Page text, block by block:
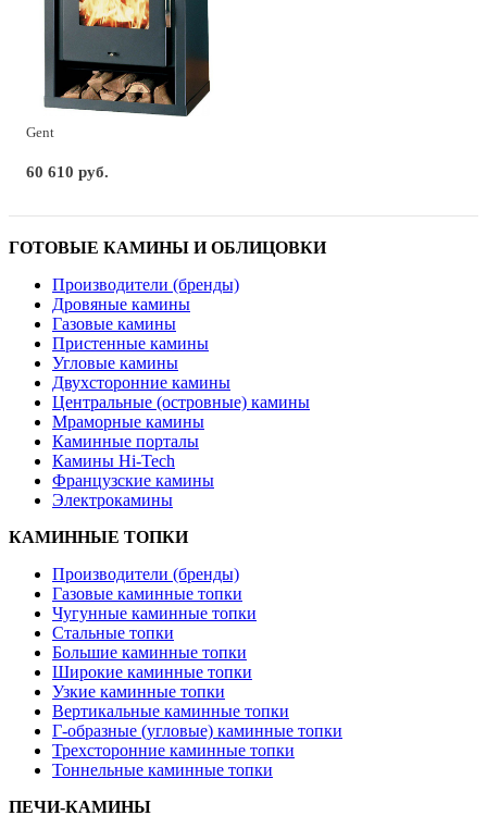
Gent
60 610 руб.
ГОТОВЫЕ КАМИНЫ И ОБЛИЦОВКИ
Производители (бренды)
Дровяные камины
Газовые камины
Пристенные камины
Угловые камины
Двухсторонние камины
Центральные (островные) камины
Мраморные камины
Каминные порталы
Камины Hi-Tech
Французские камины
Электрокамины
КАМИННЫЕ ТОПКИ
Производители (бренды)
Газовые каминные топки
Чугунные каминные топки
Стальные топки
Большие каминные топки
Широкие каминные топки
Узкие каминные топки
Вертикальные каминные топки
Г-образные (угловые) каминные топки
Трехсторонние каминные топки
Тоннельные каминные топки
ПЕЧИ-КАМИНЫ